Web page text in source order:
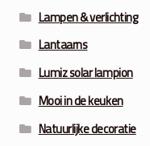
Lampen & verlichting
Lantaarns
Lumiz solar lampion
Mooi in de keuken
Natuurlijke decoratie